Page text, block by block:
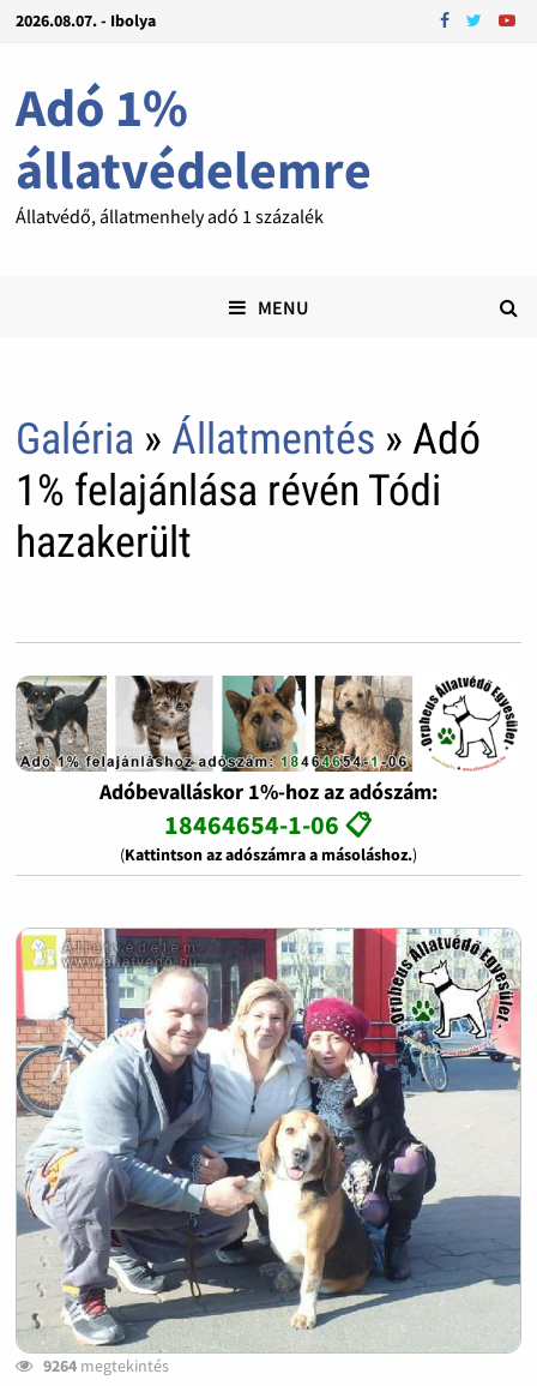
2026.08.07. - Ibolya
Adó 1%
állatvédelemre
Állatvédő, állatmenhely adó 1 százalék
MENU
Galéria » Állatmentés » Adó
1% felajánlása révén Tódi
hazakerült
Adóbevalláskor 1%-hoz az adószám:
18464654-1-06 📋
(Kattintson az adószámra a másoláshoz.)
9264megtekintés